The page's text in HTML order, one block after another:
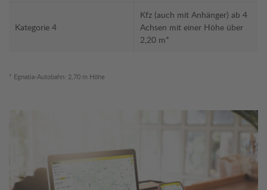
Kategorie 4
Kfz (auch mit Anhänger) ab 4
Achsen mit einer Höhe über
2,20 m*
* Egnatia-Autobahn: 2,70 m Höhe